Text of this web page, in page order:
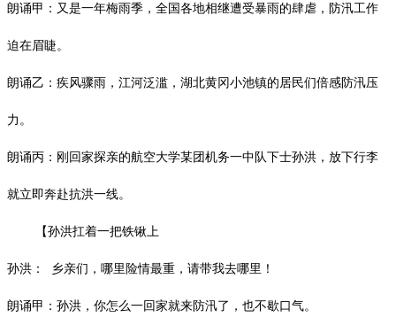
朗诵甲：又是一年梅雨季，全国各地相继遭受暴雨的肆虐，防汛工作
迫在眉睫。
朗诵乙：疾风骤雨，江河泛滥，湖北黄冈小池镇的居民们倍感防汛压
力。
朗诵丙：刚回家探亲的航空大学某团机务一中队下士孙洪，放下行李
就立即奔赴抗洪一线。
【孙洪扛着一把铁锹上
孙洪： 乡亲们，哪里险情最重，请带我去哪里！
朗诵甲：孙洪，你怎么一回家就来防汛了，也不歇口气。